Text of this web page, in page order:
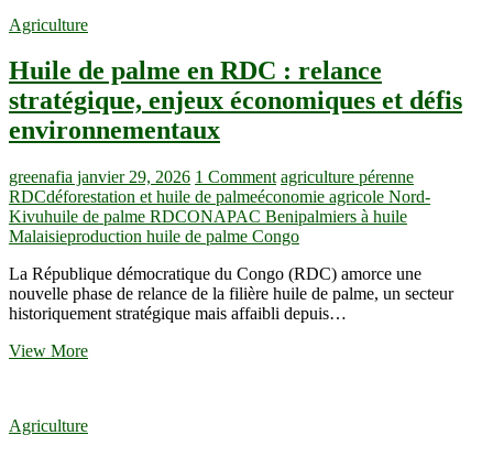
de
en
RDC
Agriculture
Huile de palme en RDC : relance
stratégique, enjeux économiques et défis
environnementaux
greenafia janvier 29, 2026 1 Comment agriculture pérenne
RDCdéforestation et huile de palmeéconomie agricole Nord-
Kivuhuile de palme RDCONAPAC Benipalmiers à huile
Malaisieproduction huile de palme Congo
La République démocratique du Congo (RDC) amorce une
nouvelle phase de relance de la filière huile de palme, un secteur
historiquement stratégique mais affaibli depuis…
View MoreHuile
RDC
Agriculture